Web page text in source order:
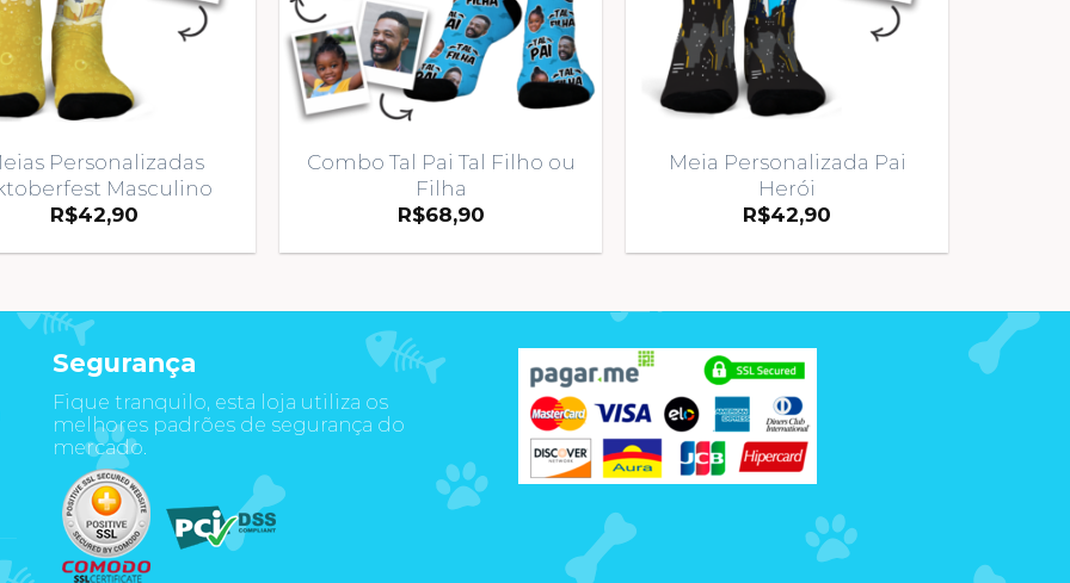
Personalizadas
Masculino
R$42,90
Combo Tal Pai Tal Filho ou
Filha
R$68,90
Meia Personalizada Pai
Herói
R$42,90
Segurança
Fique tranquilo, esta loja utiliza os
melhores padrões de segurança do
mercado.